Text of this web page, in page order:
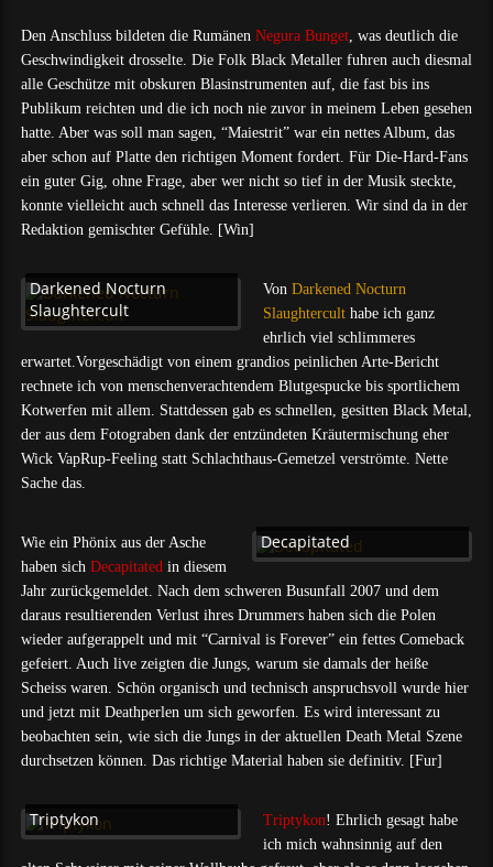
Den Anschluss bildeten die Rumänen Negura Bunget, was deutlich die
Geschwindigkeit drosselte. Die Folk Black Metaller fuhren auch diesmal
alle Geschütze mit obskuren Blasinstrumenten auf, die fast bis ins
Publikum reichten und die ich noch nie zuvor in meinem Leben gesehen
hatte. Aber was soll man sagen, “Maiestrit” war ein nettes Album, das
aber schon auf Platte den richtigen Moment fordert. Für Die-Hard-Fans
ein guter Gig, ohne Frage, aber wer nicht so tief in der Musik steckte,
konnte vielleicht auch schnell das Interesse verlieren. Wir sind da in der
Redaktion gemischter Gefühle. [Win]
Darkened Nocturn
Slaughtercult
Von Darkened Nocturn
Slaughtercult habe ich ganz
ehrlich viel schlimmeres
erwartet.Vorgeschädigt von einem grandios peinlichen Arte-Bericht
rechnete ich von menschenverachtendem Blutgespucke bis sportlichem
Kotwerfen mit allem. Stattdessen gab es schnellen, gesitten Black Metal,
der aus dem Fotograben dank der entzündeten Kräutermischung eher
Wick VapRup-Feeling statt Schlachthaus-Gemetzel verströmte. Nette
Sache das.
Decapitated
Wie ein Phönix aus der Asche
haben sich Decapitated in diesem
Jahr zurückgemeldet. Nach dem schweren Busunfall 2007 und dem
daraus resultierenden Verlust ihres Drummers haben sich die Polen
wieder aufgerappelt und mit “Carnival is Forever” ein fettes Comeback
gefeiert. Auch live zeigten die Jungs, warum sie damals der heiße
Scheiss waren. Schön organisch und technisch anspruchsvoll wurde hier
und jetzt mit Deathperlen um sich geworfen. Es wird interessant zu
beobachten sein, wie sich die Jungs in der aktuellen Death Metal Szene
durchsetzen können. Das richtige Material haben sie definitiv. [Fur]
Triptykon Triptykon! Ehrlich gesagt habe
ich mich wahnsinnig auf den